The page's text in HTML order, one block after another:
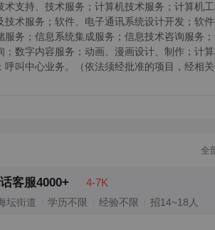
支持、技术服务；计算机技术服务；计算机
术服务；软件、电子通讯系统设计开发；软
务；信息系统集成服务；信息技术咨询服务
数字内容服务；动画、漫画设计、制作；计
叫中心业务。（依法须经批准的项目，经相
全
客服4000+ 4-7K
坛街道 学历不限 经验不限 招14~18人